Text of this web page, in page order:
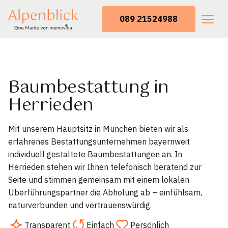
089 21524988
Baumbestattung in
Herrieden
Mit unserem Hauptsitz in München bieten wir als
erfahrenes Bestattungsunternehmen bayernweit
individuell gestaltete Baumbestattungen an. In
Herrieden stehen wir Ihnen telefonisch beratend zur
Seite und stimmen gemeinsam mit einem lokalen
Überführungspartner die Abholung ab – einfühlsam,
naturverbunden und vertrauenswürdig.
Transparent
Einfach Persönlich